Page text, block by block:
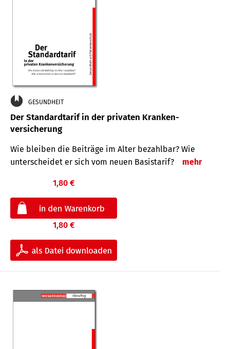
GESUNDHEIT
Der Standard­tarif in der privaten Kranken­
versicherung
Wie bleiben die Beiträge im Alter bezahlbar? Wie
unterscheidet er sich vom neuen Basistarif?
mehr
1,80 €
1,80 €